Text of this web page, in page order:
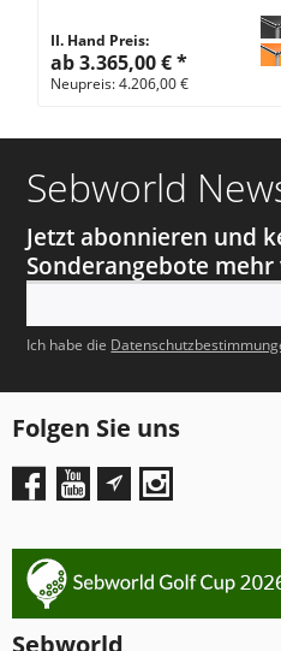
II. Hand Preis:
ab 3.365,00 €*
Neupreis: 4.206,00 €
Sebworld
Jetzt abonnieren und
Sonderangebote mehr
Ich habe die
Folgen Sie uns
Sebworld